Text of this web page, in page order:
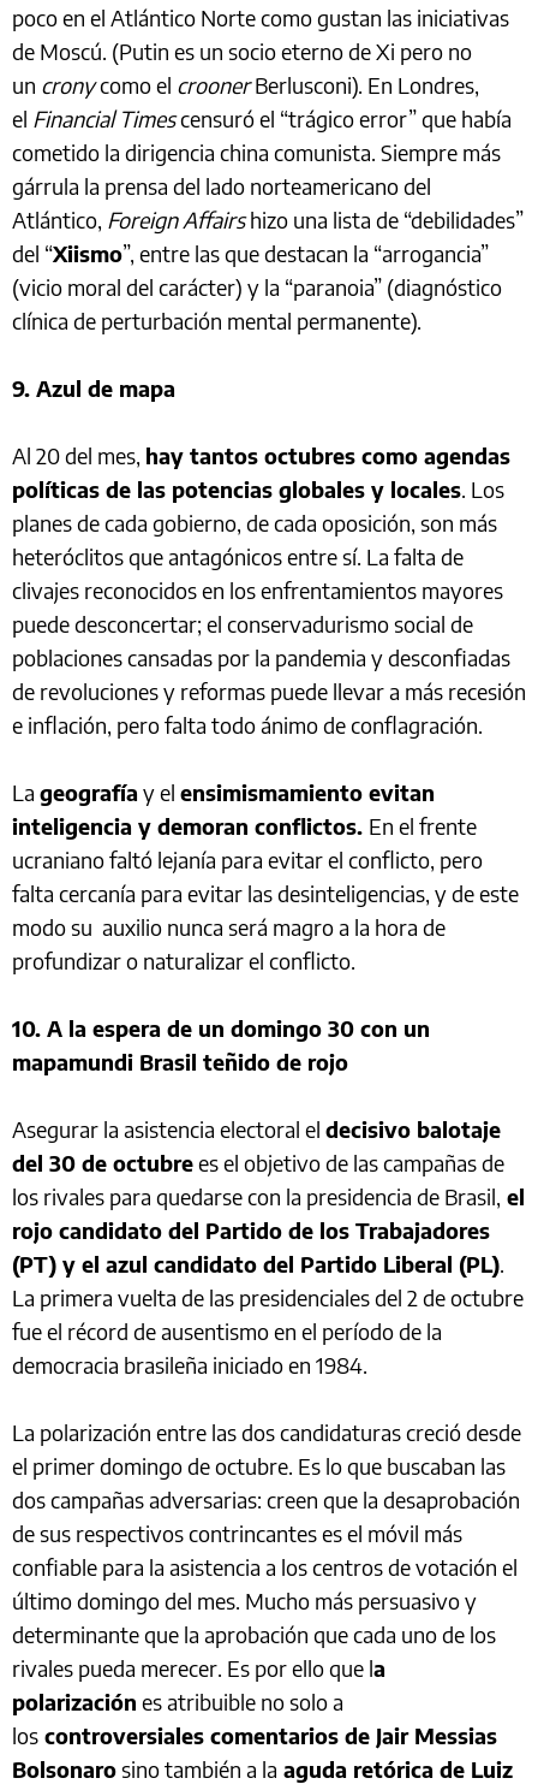
poco en el Atlántico Norte como gustan las iniciativas
de Moscú. (Putin es un socio eterno de Xi pero no
un cronycomo el croonerBerlusconi). En Londres,
el Financial Timescensuró el “trágico error” que había
cometido la dirigencia china comunista. Siempre más
gárrula la prensa del lado norteamericano del
Atlántico, Foreign Affairshizo una lista de “debilidades”
del “Xiismo”, entre las que destacan la “arrogancia”
(vicio moral del carácter) y la “paranoia” (diagnóstico
clínica de perturbación mental permanente).
9. Azul de mapa
Al 20 del mes, hay tantos octubres como agendas
políticas de las potencias globales y locales. Los
planes de cada gobierno, de cada oposición, son más
heteróclitos que antagónicos entre sí. La falta de
clivajes reconocidos en los enfrentamientos mayores
puede desconcertar; el conservadurismo social de
poblaciones cansadas por la pandemia y desconfiadas
de revoluciones y reformas puede llevar a más recesión
e inflación, pero falta todo ánimo de conflagración.
La geografía y el ensimismamiento evitan
inteligencia y demoran conflictos. En el frente
ucraniano faltó lejanía para evitar el conflicto, pero
falta cercanía para evitar las desinteligencias, y de este
modo su auxilio nunca será magro a la hora de
profundizar o naturalizar el conflicto.
10. A la espera de un domingo 30 con un
mapamundi Brasil teñido de rojo
Asegurar la asistencia electoral el decisivo balotaje
del 30 de octubrees el objetivo de las campañas de
los rivales para quedarse con la presidencia de Brasil, el
rojo candidato del Partido de los Trabajadores
(PT) y el azul candidato del Partido Liberal (PL).
La primera vuelta de las presidenciales del 2 de octubre
fue el récord de ausentismo en el período de la
democracia brasileña iniciado en 1984.
La polarización entre las dos candidaturas creció desde
el primer domingo de octubre. Es lo que buscaban las
dos campañas adversarias: creen que la desaprobación
de sus respectivos contrincantes es el móvil más
confiable para la asistencia a los centros de votación el
último domingo del mes. Mucho más persuasivo y
determinante que la aprobación que cada uno de los
rivales pueda merecer. Es por ello que la
polarización es atribuible no solo a
los controversiales comentarios de Jair Messias
Bolsonarosino también a la aguda retórica de Luiz